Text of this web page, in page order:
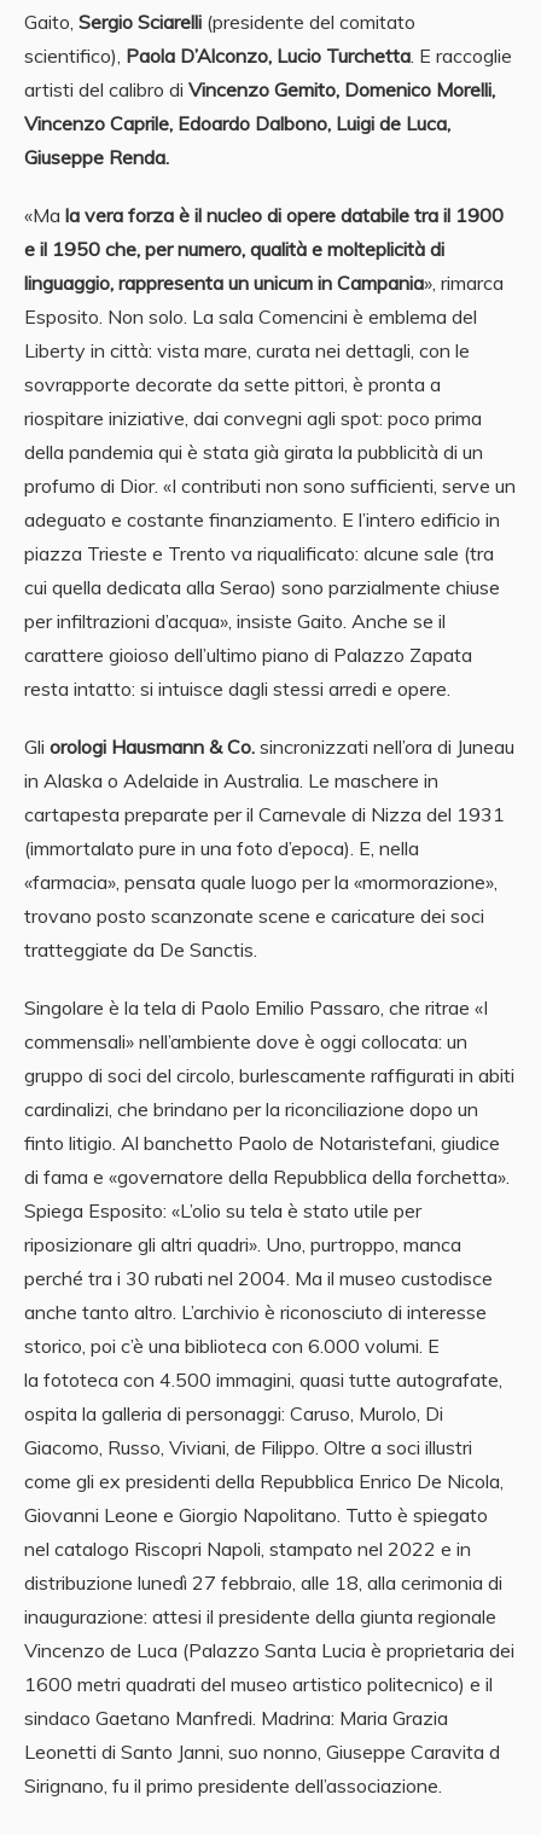
Gaito, Sergio Sciarelli (presidente del comitato
scientifico), Paola D’Alconzo, Lucio Turchetta. E raccoglie
artisti del calibro di Vincenzo Gemito, Domenico Morelli,
Vincenzo Caprile, Edoardo Dalbono, Luigi de Luca,
Giuseppe Renda.
«Ma la vera forza è il nucleo di opere databile tra il 1900
e il 1950 che, per numero, qualità e molteplicità di
linguaggio, rappresenta un unicum in Campania», rimarca
Esposito. Non solo. La sala Comencini è emblema del
Liberty in città: vista mare, curata nei dettagli, con le
sovrapporte decorate da sette pittori, è pronta a
riospitare iniziative, dai convegni agli spot: poco prima
della pandemia qui è stata già girata la pubblicità di un
profumo di Dior. «I contributi non sono sufficienti, serve un
adeguato e costante finanziamento. E l’intero edificio in
piazza Trieste e Trento va riqualificato: alcune sale (tra
cui quella dedicata alla Serao) sono parzialmente chiuse
per infiltrazioni d’acqua», insiste Gaito. Anche se il
carattere gioioso dell’ultimo piano di Palazzo Zapata
resta intatto: si intuisce dagli stessi arredi e opere.
Gli orologi Hausmann & Co. sincronizzati nell’ora di Juneau
in Alaska o Adelaide in Australia. Le maschere in
cartapesta preparate per il Carnevale di Nizza del 1931
(immortalato pure in una foto d’epoca). E, nella
«farmacia», pensata quale luogo per la «mormorazione»,
trovano posto scanzonate scene e caricature dei soci
tratteggiate da De Sanctis.
Singolare è la tela di Paolo Emilio Passaro, che ritrae «I
commensali» nell’ambiente dove è oggi collocata: un
gruppo di soci del circolo, burlescamente raffigurati in abiti
cardinalizi, che brindano per la riconciliazione dopo un
finto litigio. Al banchetto Paolo de Notaristefani, giudice
di fama e «governatore della Repubblica della forchetta».
Spiega Esposito: «L’olio su tela è stato utile per
riposizionare gli altri quadri». Uno, purtroppo, manca
perché tra i 30 rubati nel 2004. Ma il museo custodisce
anche tanto altro. L’archivio è riconosciuto di interesse
storico, poi c’è una biblioteca con 6.000 volumi. E
la fototeca con 4.500 immagini, quasi tutte autografate,
ospita la galleria di personaggi: Caruso, Murolo, Di
Giacomo, Russo, Viviani, de Filippo. Oltre a soci illustri
come gli ex presidenti della Repubblica Enrico De Nicola,
Giovanni Leone e Giorgio Napolitano. Tutto è spiegato
nel catalogo Riscopri Napoli, stampato nel 2022 e in
distribuzione lunedì 27 febbraio, alle 18, alla cerimonia di
inaugurazione: attesi il presidente della giunta regionale
Vincenzo de Luca (Palazzo Santa Lucia è proprietaria dei
1600 metri quadrati del museo artistico politecnico) e il
sindaco Gaetano Manfredi. Madrina: Maria Grazia
Leonetti di Santo Janni, suo nonno, Giuseppe Caravita d
Sirignano, fu il primo presidente dell’associazione.